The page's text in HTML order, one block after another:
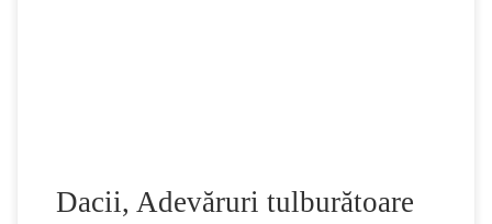
Dacii, Adevăruri tulburătoare